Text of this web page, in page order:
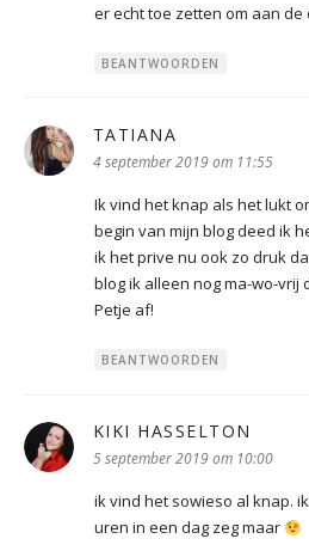
er echt toe zetten om aan
BEANTWOORDEN
TATIANA
4 september 2019 om 11:55
Ik vind het knap als het lukt
begin van mijn blog deed ik
ik het prive nu ook zo druk
blog ik alleen nog ma-wo-vrij
Petje af!
BEANTWOORDEN
KIKI HASSELTON
5 september 2019 om 10:00
ik vind het sowieso al knap.
uren in een dag zeg maar